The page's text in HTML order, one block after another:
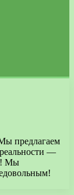
предлагаем
—
Мы